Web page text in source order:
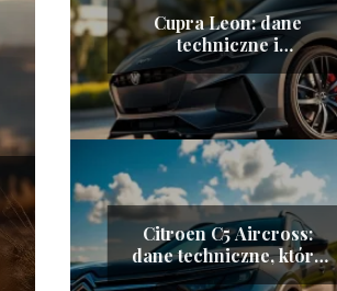
Cupra Leon: dane
techniczne i
charakterystyka
pojazdu
Citroen C5 Aircross:
dane techniczne, które
musisz znać